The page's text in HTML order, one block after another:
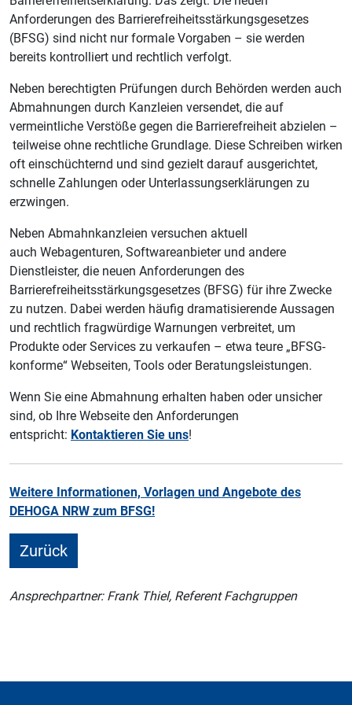
Anforderungen des Barrierefreiheitsstärkungsgesetzes
(BFSG) sind nicht nur formale Vorgaben – sie werden
bereits kontrolliert und rechtlich verfolgt.
Neben berechtigten Prüfungen durch Behörden werden auch
Abmahnungen durch Kanzleien versendet, die auf
vermeintliche Verstöße gegen die Barrierefreiheit abzielen –
teilweise ohne rechtliche Grundlage. Diese Schreiben wirken
oft einschüchternd und sind gezielt darauf ausgerichtet,
schnelle Zahlungen oder Unterlassungserklärungen zu
erzwingen.
Neben Abmahnkanzleien versuchen aktuell
auch Webagenturen, Softwareanbieter und andere
Dienstleister, die neuen Anforderungen des
Barrierefreiheitsstärkungsgesetzes (BFSG) für ihre Zwecke
zu nutzen. Dabei werden häufig dramatisierende Aussagen
und rechtlich fragwürdige Warnungen verbreitet, um
Produkte oder Services zu verkaufen – etwa teure „BFSG-
konforme“ Webseiten, Tools oder Beratungsleistungen.
Wenn Sie eine Abmahnung erhalten haben oder unsicher
sind, ob Ihre Webseite den Anforderungen
entspricht: Kontaktieren Sie uns!
Weitere Informationen, Vorlagen und Angebote des
DEHOGA NRW zum BFSG!
Zurück
Ansprechpartner: Frank Thiel, Referent Fachgruppen